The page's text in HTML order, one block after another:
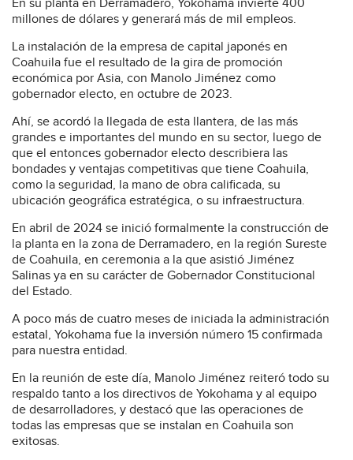
En su planta en Derramadero, Yokohama invierte 400
millones de dólares y generará más de mil empleos.
La instalación de la empresa de capital japonés en
Coahuila fue el resultado de la gira de promoción
económica por Asia, con Manolo Jiménez como
gobernador electo, en octubre de 2023.
Ahí, se acordó la llegada de esta llantera, de las más
grandes e importantes del mundo en su sector, luego de
que el entonces gobernador electo describiera las
bondades y ventajas competitivas que tiene Coahuila,
como la seguridad, la mano de obra calificada, su
ubicación geográfica estratégica, o su infraestructura.
En abril de 2024 se inició formalmente la construcción de
la planta en la zona de Derramadero, en la región Sureste
de Coahuila, en ceremonia a la que asistió Jiménez
Salinas ya en su carácter de Gobernador Constitucional
del Estado.
A poco más de cuatro meses de iniciada la administración
estatal, Yokohama fue la inversión número 15 confirmada
para nuestra entidad.
En la reunión de este día, Manolo Jiménez reiteró todo su
respaldo tanto a los directivos de Yokohama y al equipo
de desarrolladores, y destacó que las operaciones de
todas las empresas que se instalan en Coahuila son
exitosas.